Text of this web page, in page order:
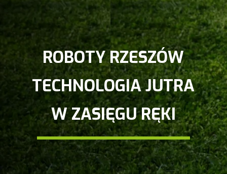
ROBOTY RZESZÓW
TECHNOLOGIA JUTRA
W ZASIĘGU RĘKI